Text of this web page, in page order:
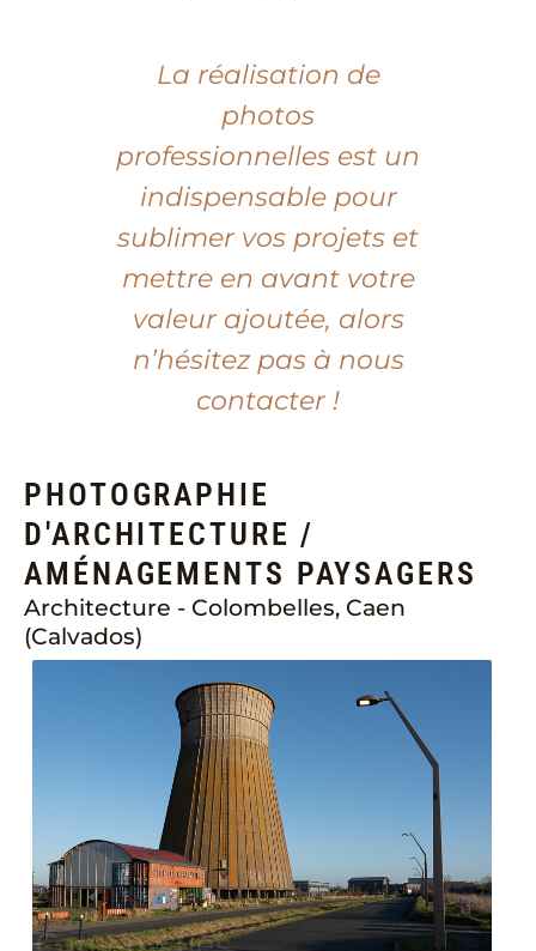
La réalisation de
photos
professionnelles est un
indispensable pour
sublimer vos projets et
mettre en avant votre
valeur ajoutée, alors
n’hésitez pas à nous
contacter !
PHOTOGRAPHIE
D'ARCHITECTURE /
AMÉNAGEMENTS PAYSAGERS
Architecture - Colombelles, Caen
(Calvados)